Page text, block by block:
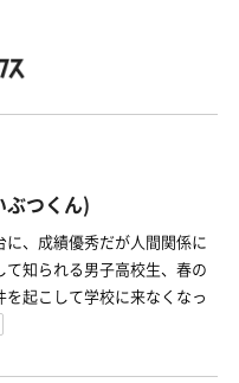
ぶつくん)
、成績優秀だが人間関係に
知られる男子高校生、春の
起こして学校に来なくなっ